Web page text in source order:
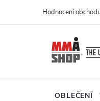
Hodnocení
OBLEČENÍ